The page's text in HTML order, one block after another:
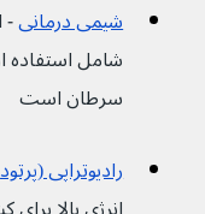
شیمی درمانی-
شامل استفاده
سرطان است
رادیوتراپی